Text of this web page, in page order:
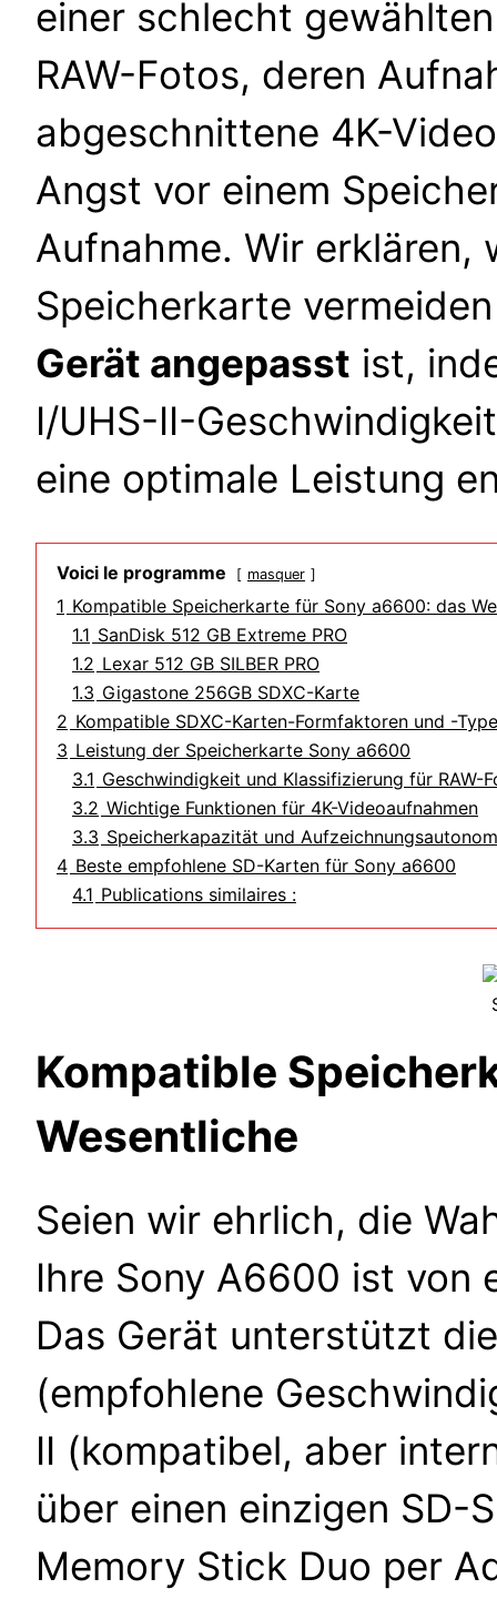
einer schlecht
RAW-Fotos, deren
abgeschnittene 4K-
Angst vor einem
Aufnahme. Wir erklären,
Speicherkarte
Gerät angepasst ist,
I/UHS-II-
eine optimale Leistung
Voici le programme masquer
1 Kompatible Speicherkarte für Sony a6600: das
1.1 SanDisk 512 GB Extreme PRO
1.2 Lexar 512 GB SILBER PRO
1.3 Gigastone 256GB SDXC-Karte
2 Kompatible SDXC-Karten-Formfaktoren und -
3 Leistung der Speicherkarte Sony a6600
3.1 Geschwindigkeit und Klassifizierung für RAW-
3.2 Wichtige Funktionen für 4K-Videoaufnahmen
3.3 Speicherkapazität und
4 Beste empfohlene SD-Karten für Sony a6600
4.1 Publications similaires :
Kompatible
Wesentliche
Seien wir ehrlich, die
Ihre Sony A6600 ist von
Das Gerät unterstützt
(empfohlene
II (kompatibel, aber
über einen einzigen
Memory Stick Duo per